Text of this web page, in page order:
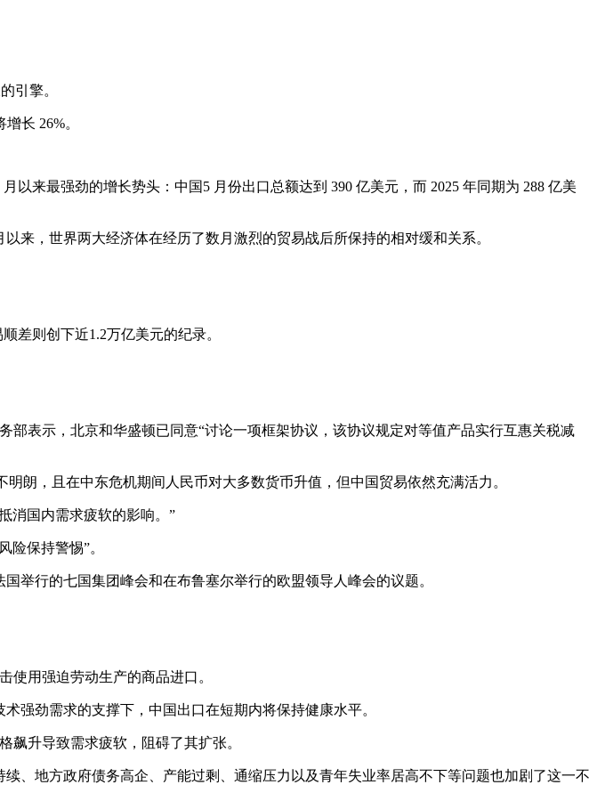
引擎。
长 26%。
以来最强劲的增长势头：中国5 月份出口总额达到 390 亿美元，而 2025 年同期为 288 亿美
来，世界两大经济体在经历了数月激烈的贸易战后所保持的相对缓和关系。
差则创下近1.2万亿美元的纪录。
表示，北京和华盛顿已同意“讨论一项框架协议，该协议规定对等值产品实行互惠关税减
明朗，且在中东危机期间人民币对大多数货币升值，但中国贸易依然充满活力。
消国内需求疲软的影响。”
险保持警惕”。
举行的七国集团峰会和在布鲁塞尔举行的欧盟领导人峰会的议题。
使用强迫劳动生产的商品进口。
强劲需求的支撑下，中国出口在短期内将保持健康水平。
飙升导致需求疲软，阻碍了其扩张。
、地方政府债务高企、产能过剩、通缩压力以及青年失业率居高不下等问题也加剧了这一不